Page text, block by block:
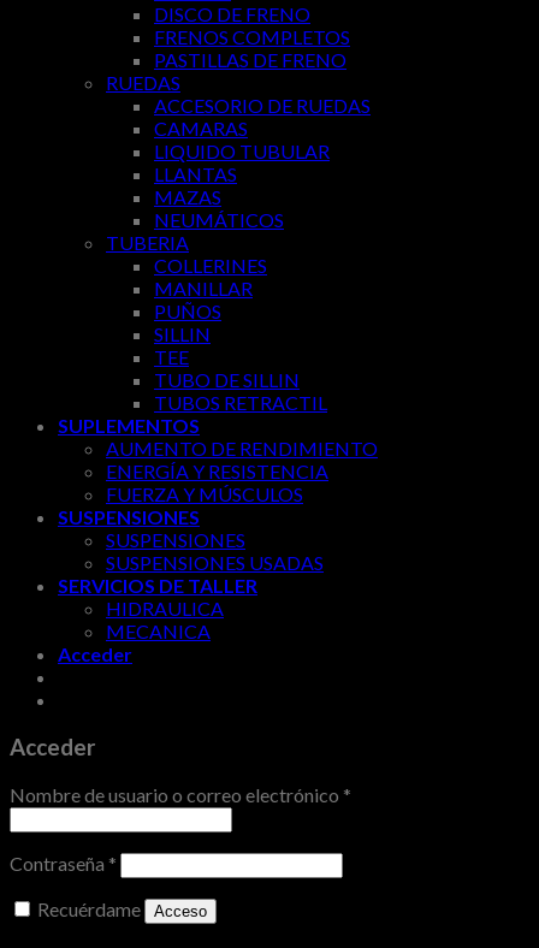
DISCO DE FRENO
FRENOS COMPLETOS
PASTILLAS DE FRENO
RUEDAS
ACCESORIO DE RUEDAS
CAMARAS
LIQUIDO TUBULAR
LLANTAS
MAZAS
NEUMÁTICOS
TUBERIA
COLLERINES
MANILLAR
PUÑOS
SILLIN
TEE
TUBO DE SILLIN
TUBOS RETRACTIL
SUPLEMENTOS
AUMENTO DE RENDIMIENTO
ENERGÍA Y RESISTENCIA
FUERZA Y MÚSCULOS
SUSPENSIONES
SUSPENSIONES
SUSPENSIONES USADAS
SERVICIOS DE TALLER
HIDRAULICA
MECANICA
Acceder
Acceder
Nombre de usuario o correo electrónico *
Contraseña *
Recuérdame
Acceso